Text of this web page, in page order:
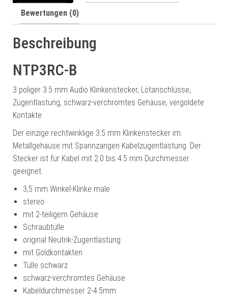
Bewertungen (0)
Beschreibung
NTP3RC-B
3 poliger 3.5 mm Audio Klinkenstecker, Lötanschlüsse,
Zugentlastung, schwarz-verchromtes Gehäuse, vergoldete
Kontakte
Der einzige rechtwinklige 3.5 mm Klinkenstecker im
Metallgehäuse mit Spannzangen Kabelzugentlastung. Der
Stecker ist für Kabel mit 2.0 bis 4.5 mm Durchmesser
geeignet.
3,5 mm Winkel-Klinke male
stereo
mit 2-teiligem Gehäuse
Schraubtülle
original Neutrik-Zugentlastung
mit Goldkontakten
Tülle schwarz
schwarz-verchromtes Gehäuse
Kabeldurchmesser 2-4.5mm